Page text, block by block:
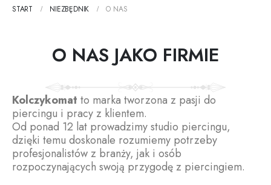
START NIEZBĘDNIK O NAS
O NAS JAKO FIRMIE
Kolczykomat to marka tworzona z pasji do
piercingu i pracy z klientem.
Od ponad 12 lat prowadzimy studio piercingu,
dzięki temu doskonale rozumiemy potrzeby
profesjonalistów z branży, jak i osób
rozpoczynających swoją przygodę z piercingiem.